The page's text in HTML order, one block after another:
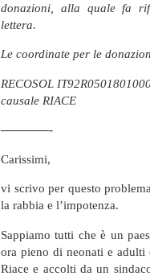
donazioni, alla quale fa
lettera.
Le coordinate per le
RECOSOL
causale RIACE
————-
Carissimi,
vi scrivo per questo
la rabbia e l’impotenza.
Sappiamo tutti che è un
ora pieno di neonati e adulti
Riace e accolti da un